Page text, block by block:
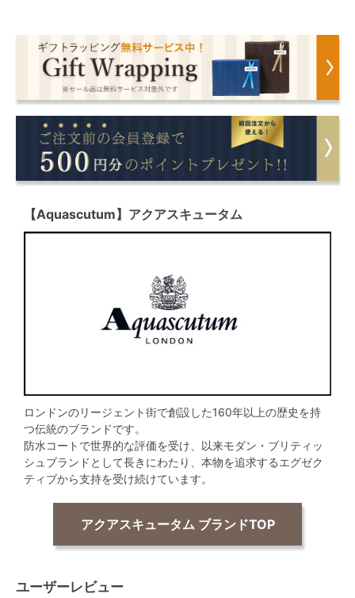
【Aquascutum】アクアスキュータム
ロンドンのリージェント街で創設した160年以上の歴史を持
つ伝統のブランドです。
防水コートで世界的な評価を受け、以来モダン・ブリティッ
シュブランドとして長きにわたり、本物を追求するエグゼク
ティブから支持を受け続けています。
アクアスキュータム ブランドTOP
ユーザーレビュー